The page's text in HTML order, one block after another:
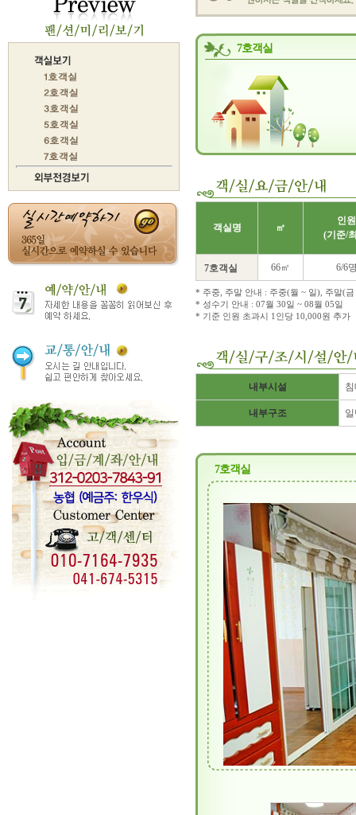
7호객실
객실명 ㎡
인원
(기준/
7호객실 66㎡ 6/6
* 주중, 주말 안내 : 주중(월 ~ 일), 주말(
* 성수기 안내 : 07월 30일 ~ 08월 05일
* 기준 인원 초과시 1인당 10,000원 추가
내부시설
내부구조
7호객실